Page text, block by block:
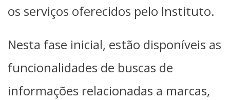
os serviços oferecidos pelo Instituto.
Nesta fase inicial, estão disponíveis as
funcionalidades de buscas de
informações relacionadas a marcas,